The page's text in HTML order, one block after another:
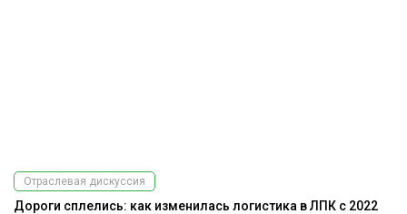
Отраслевая дискуссия
Дороги сплелись: как изменилась логистика в ЛПК с 2022